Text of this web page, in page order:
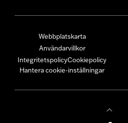
Webbplatskarta
Användarvillkor
IntegritetspolicyCookiepolicy
Hantera cookie-inställningar